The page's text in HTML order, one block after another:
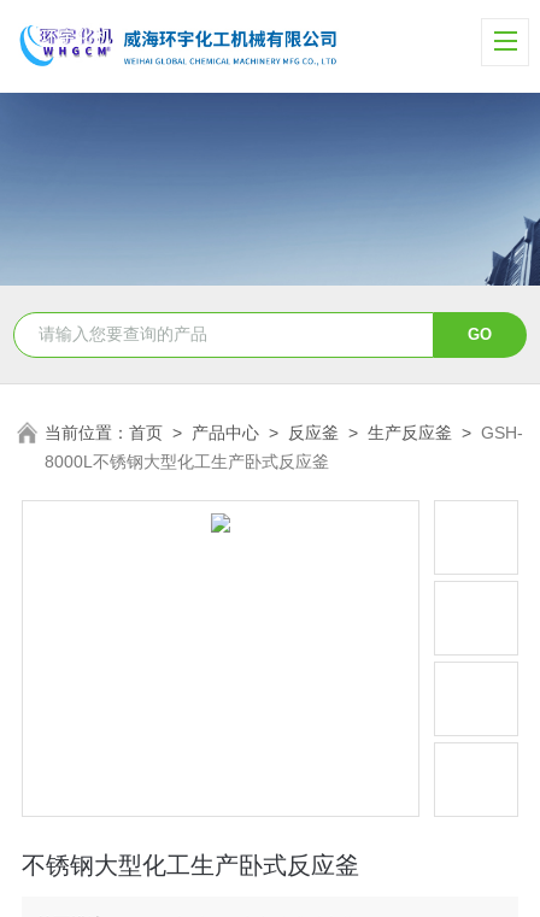
当前位置：首页 > 产品中心 > 反应釜 >生产反应釜 >GSH-
8000L不锈钢大型化工生产卧式反应釜
不锈钢大型化工生产卧式反应釜